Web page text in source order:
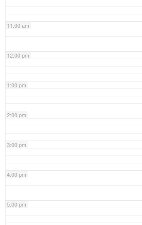
11:00 am
12:00 pm
1:00 pm
2:00 pm
3:00 pm
4:00 pm
5:00 pm